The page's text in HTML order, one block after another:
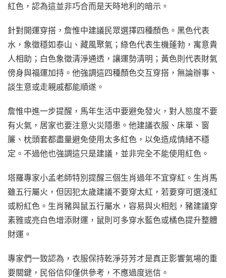
紅色，認為這並非巧合而是天時地利的暗示。
針對開運穿搭，詹惟中建議民眾選擇四種顏色。黑色代表
水，象徵穩如泰山、藏風聚氣；綠色代表生機蓬勃，寓意貴
人相助；白色象徵清淨通透，讓運勢清明；黃色則代表財氣
傍身與福運加持。他強調這四種顏色交互穿搭，無論辦事、
談生意或走親戚都能順遂。
詹惟中進一步提醒，馬年生活中要避免發火，對人態度不要
有火氣，居家也要注意火災隱患。他建議衣服、床單、窗
簾、枕頭套都盡量避免使用太多紅色，以免造成情緒不穩
定。不過他也強調這只是建議，並非完全不能使用紅色。
塔羅專家小孟老師特別提醒三個生肖過年不宜穿紅。生肖馬
雖五行屬火，但因犯太歲建議不要穿太紅，若要穿可選淺紅
或粉紅色。生肖豬與鼠五行屬水，容易與火相剋，豬建議穿
素雅或亮白色增添財運，鼠則可多穿水藍色或橘色提升整體
財運。
專家們一致認為，衣服保持乾淨芬芳才是真正影響氣場的重
要關鍵，民俗信仰僅供參考，不應過度迷信。